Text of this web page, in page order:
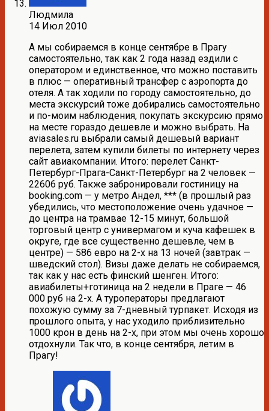
Людмила
14 Июл 2010
А мы собираемся в конце сентябре в Прагу
самостоятельно, так как 2 года назад ездили с
оператором и единственное, что можно поставить
в плюс — оперативный трансфер с аэропорта до
отеля. А так ходили по городу самостоятельно, до
места экскурсий тоже добирались самостоятельно
и по-моим наблюдения, покупать экскурсию прямо
на месте гораздо дешевле и можно выбрать. На
aviasales.ru выбрали самый дешевый вариант
перелета, затем купили билеты по интернету через
сайт авиакомпании. Итого: перелет Санкт-
Петербург-Прага-Санкт-Петербург на 2 человек —
22606 руб. Также забронировали гостиницу на
booking.com — у метро Андел, *** (в прошлый раз
убедились, что местоположение очень удачное —
до центра на трамвае 12-15 минут, большой
торговый центр с универмагом и куча кафешек в
округе, где все существенно дешевле, чем в
центре) — 586 евро на 2-х на 13 ночей (завтрак —
шведский стол). Визы даже делать не собираемся,
так как у нас есть финский шенген. Итого:
авиабилеты+готиница на 2 недели в Праге — 46
000 руб на 2-х. А туроператоры предлагают
похожую сумму за 7-дневный турпакет. Исходя из
прошлого опыта, у нас уходило приблизительно
1000 крон в день на 2-х, при этом мы очень хорошо
отдохнули. Так что, в конце сентября, летим в
Прагу!